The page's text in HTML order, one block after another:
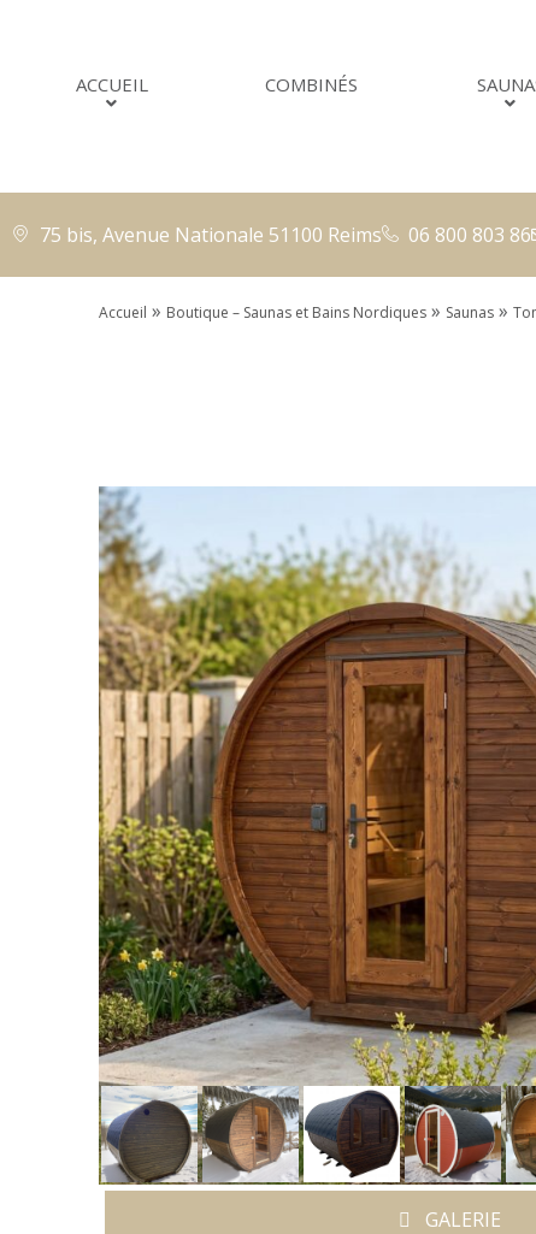
ACCUEIL COMBINÉS
75 bis, Avenue Nationale 51100 Reims 06 800 803 86
Accueil » Boutique – Saunas et Bains Nordiques » Saunas »
GALERIE